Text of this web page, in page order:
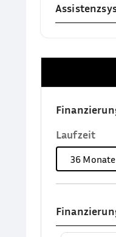
Laufzeit
36 Monate